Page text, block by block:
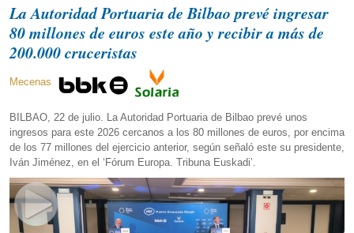
La Autoridad Portuaria de Bilbao prevé ingresar
80 millones de euros este año y recibir a más de
200.000 cruceristas
Mecenas
BILBAO, 22 de julio. La Autoridad Portuaria de Bilbao prevé unos
ingresos para este 2026 cercanos a los 80 millones de euros, por encima
de los 77 millones del ejercicio anterior, según señaló este su presidente,
Iván Jiménez, en el ‘Fórum Europa. Tribuna Euskadi’.